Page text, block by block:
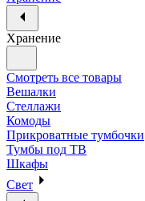
Хранение
Смотреть все товары
Вешалки
Стеллажи
Комоды
Прикроватные тумбочки
Тумбы под ТВ
Шкафы
Свет